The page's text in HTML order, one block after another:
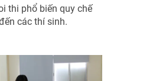
thi phổ biến quy chế
các thí sinh.